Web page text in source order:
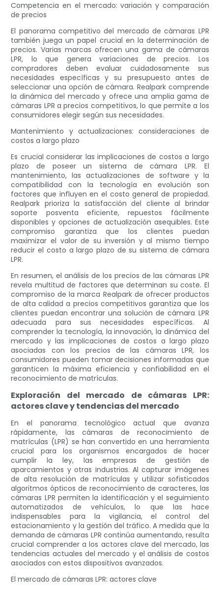
Competencia en el mercado: variación y comparación
de precios
El panorama competitivo del mercado de cámaras LPR
también juega un papel crucial en la determinación de
precios. Varias marcas ofrecen una gama de cámaras
LPR, lo que genera variaciones de precios. Los
compradores deben evaluar cuidadosamente sus
necesidades específicas y su presupuesto antes de
seleccionar una opción de cámara. Realpark comprende
la dinámica del mercado y ofrece una amplia gama de
cámaras LPR a precios competitivos, lo que permite a los
consumidores elegir según sus necesidades.
Mantenimiento y actualizaciones: consideraciones de
costos a largo plazo
Es crucial considerar las implicaciones de costos a largo
plazo de poseer un sistema de cámara LPR. El
mantenimiento, las actualizaciones de software y la
compatibilidad con la tecnología en evolución son
factores que influyen en el costo general de propiedad.
Realpark prioriza la satisfacción del cliente al brindar
soporte posventa eficiente, repuestos fácilmente
disponibles y opciones de actualización asequibles. Este
compromiso garantiza que los clientes puedan
maximizar el valor de su inversión y al mismo tiempo
reducir el costo a largo plazo de su sistema de cámara
LPR.
En resumen, el análisis de los precios de las cámaras LPR
revela multitud de factores que determinan su coste. El
compromiso de la marca Realpark de ofrecer productos
de alta calidad a precios competitivos garantiza que los
clientes puedan encontrar una solución de cámara LPR
adecuada para sus necesidades específicas. Al
comprender la tecnología, la innovación, la dinámica del
mercado y las implicaciones de costos a largo plazo
asociadas con los precios de las cámaras LPR, los
consumidores pueden tomar decisiones informadas que
garanticen la máxima eficiencia y confiabilidad en el
reconocimiento de matrículas.
Exploración del mercado de cámaras LPR:
actores clave y tendencias del mercado
En el panorama tecnológico actual que avanza
rápidamente, las cámaras de reconocimiento de
matrículas (LPR) se han convertido en una herramienta
crucial para los organismos encargados de hacer
cumplir la ley, las empresas de gestión de
aparcamientos y otras industrias. Al capturar imágenes
de alta resolución de matrículas y utilizar sofisticados
algoritmos ópticos de reconocimiento de caracteres, las
cámaras LPR permiten la identificación y el seguimiento
automatizados de vehículos, lo que las hace
indispensables para la vigilancia, el control del
estacionamiento y la gestión del tráfico. A medida que la
demanda de cámaras LPR continúa aumentando, resulta
crucial comprender a los actores clave del mercado, las
tendencias actuales del mercado y el análisis de costos
asociados con estos dispositivos avanzados.
El mercado de cámaras LPR: actores clave